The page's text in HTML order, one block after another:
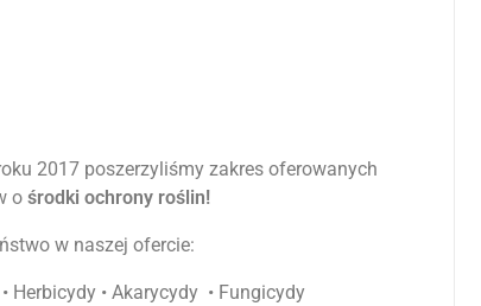
2017 poszerzyliśmy zakres oferowanych
ośrodki ochrony roślin!
w naszej ofercie:
Herbicydy • Akarycydy • Fungicydy